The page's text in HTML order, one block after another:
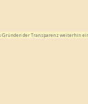
der Transparenz weiterhin